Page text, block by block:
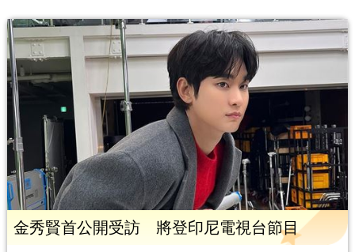
金秀賢首公開受訪 將登印尼電視台節目